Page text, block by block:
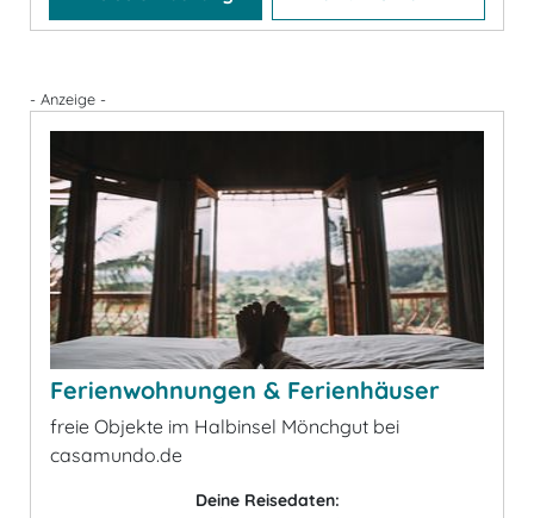
- Anzeige -
Ferienwohnungen & Ferienhäuser
freie Objekte im Halbinsel Mönchgut bei
casamundo.de
Deine Reisedaten: